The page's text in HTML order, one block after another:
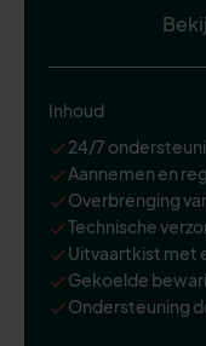
Inhoud
24/7
Aannemen en
Overbrenging
Technische
Uitvaartkist met
Gekoelde
Ondersteuning